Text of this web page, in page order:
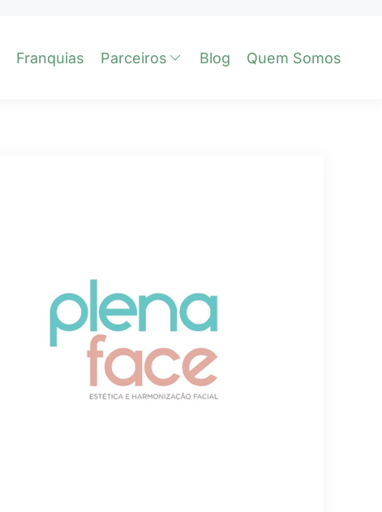
Franquias Parceiros Blog Quem Somos